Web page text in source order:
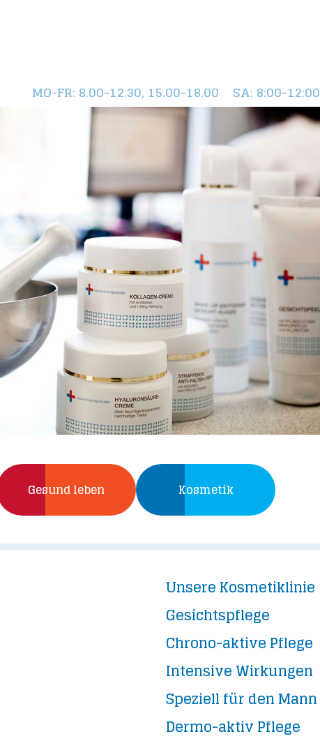
MO-FR: 8.00-12.30, 15.00-18.00 SA: 8:00-12:00
Gesund leben Kosmetik
Unsere Kosmetiklinie
Gesichtspflege
Chrono-aktive Pflege
Intensive Wirkungen
Speziell für den Mann
Dermo-aktiv Pflege